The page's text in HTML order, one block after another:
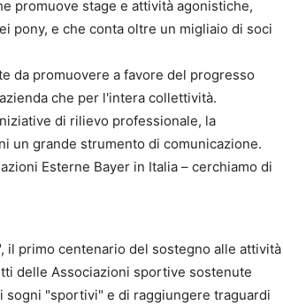
promuove stage e attività agonistiche,
pony, e che conta oltre un migliaio di soci
da promuovere a favore del progresso
che per l'intera collettività.
di rilievo professionale, la
un grande strumento di comunicazione.
Esterne Bayer in Italia – cerchiamo di
il primo centenario del sostegno alle attività
delle Associazioni sportive sostenute
sogni "sportivi" e di raggiungere traguardi